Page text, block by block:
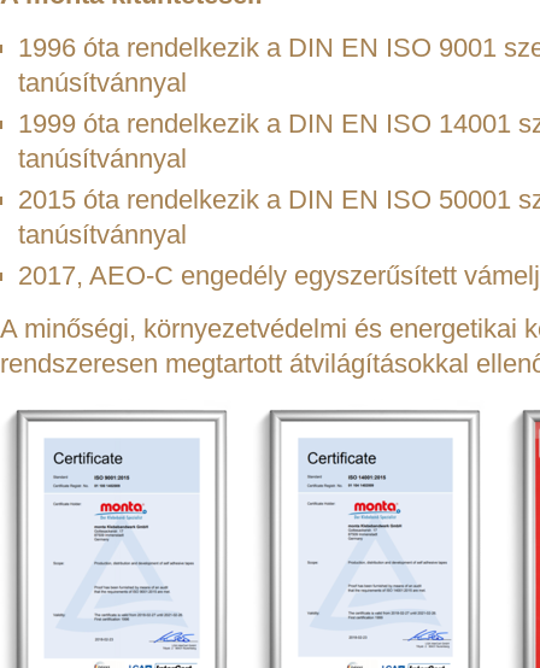
1996 óta rendelkezik a DIN EN ISO 9001
tanúsítvánnyal
1999 óta rendelkezik a DIN EN ISO 14001
tanúsítvánnyal
2015 óta rendelkezik a DIN EN ISO 50001
tanúsítvánnyal
2017, AEO-C engedély egyszerűsített
A minőségi, környezetvédelmi és energetikai
rendszeresen megtartott átvilágításokkal